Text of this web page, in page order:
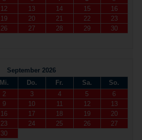
12 13 14 15
16
19 20 21 22
23
26 27 28 29
30
September 2026
Mi. Do. Fr. Sa.
So.
2 3 4 5
6
9 10 11 12
13
16 17 18 19
20
23 24 25 26
27
30